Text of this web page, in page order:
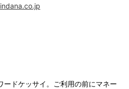
ードケッサイ。ご利用の前にマネー